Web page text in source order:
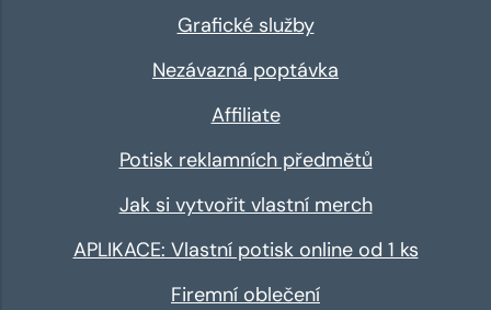
Grafické služby
Nezávazná poptávka
Affiliate
Potisk reklamních předmětů
Jak si vytvořit vlastní merch
APLIKACE: Vlastní potisk online od 1 ks
Firemní oblečení